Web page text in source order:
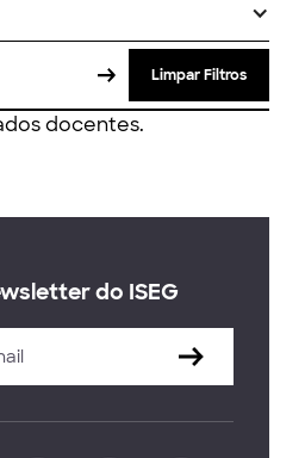
Limpar Filtros
docentes.
do ISEG